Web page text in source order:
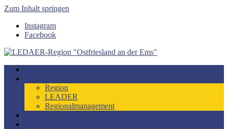
Zum Inhalt springen
Instagram
Facebook
LEDAER-Region "Ostfriesland an der Ems"
Förderzeitraum 2023-2027
Region
LEADER
Regionalmanagement